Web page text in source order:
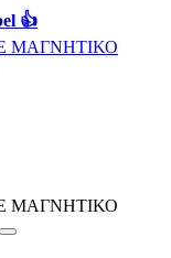
👍
ΜΑΓΝΗΤΙΚΟ
ΜΑΓΝΗΤΙΚΟ